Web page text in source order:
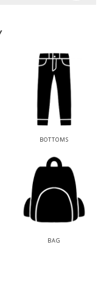
BOTTOMS
BAG